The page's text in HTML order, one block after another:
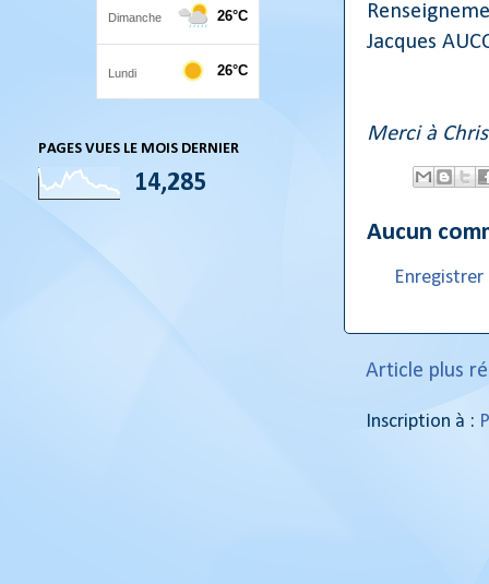
Jacques
Merci à
Aucun
Article plus
Inscription à :
PAGES VUES LE MOIS DERNIER
14,285